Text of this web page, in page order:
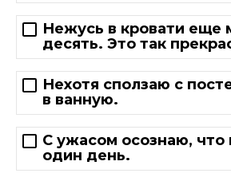
Нежусь в кровати еще
десять. Это так
Нехотя сползаю с
в ванную.
С ужасом осознаю, что
один день.